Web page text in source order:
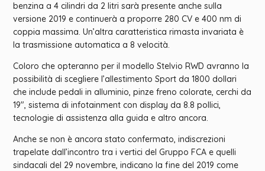
benzina a 4 cilindri da 2 litri sarà presente anche sulla
versione 2019 e continuerà a proporre 280 CV e 400 nm di
coppia massima. Un’altra caratteristica rimasta invariata è
la trasmissione automatica a 8 velocità.
Coloro che opteranno per il modello Stelvio RWD avranno la
possibilità di scegliere l’allestimento Sport da 1800 dollari
che include pedali in alluminio, pinze freno colorate, cerchi da
19″, sistema di infotainment con display da 8.8 pollici,
tecnologie di assistenza alla guida e altro ancora.
Anche se non è ancora stato confermato, indiscrezioni
trapelate dall’incontro tra i vertici del Gruppo FCA e quelli
sindacali del 29 novembre, indicano la fine del 2019 come